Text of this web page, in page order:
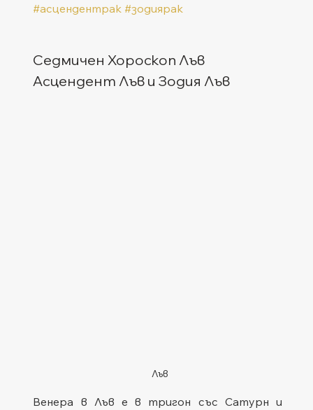
#асцендентрак #зодиярак
Седмичен Хороскоп Лъв
Асцендент Лъв и Зодия Лъв
Лъв
Венера в Лъв е в тригон със Сатурн и